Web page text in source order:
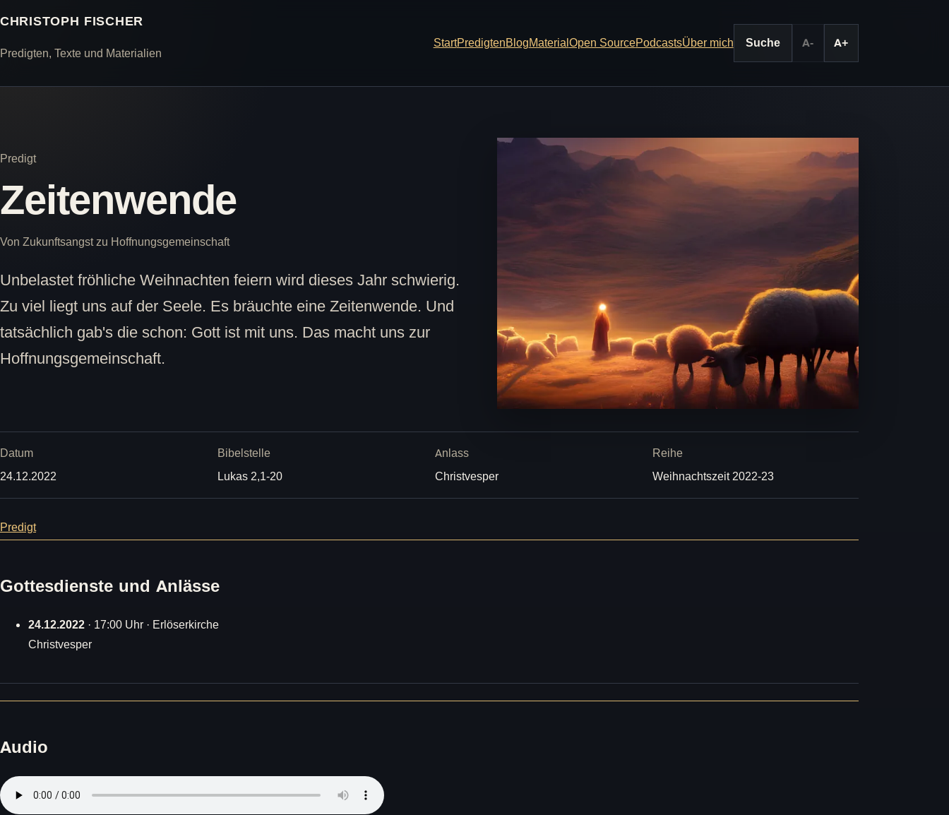
CHRISTOPH FISCHER
Predigten, Texte und Materialien
StartPredigtenBlogMaterialOpen SourcePodcastsÜber mich Suche A- A+
Predigt
Zeitenwende
Von Zukunftsangst zu Hoffnungsgemeinschaft
Unbelastet fröhliche Weihnachten feiern wird dieses Jahr schwierig.
Zu viel liegt uns auf der Seele. Es bräuchte eine Zeitenwende. Und
tatsächlich gab's die schon: Gott ist mit uns. Das macht uns zur
Hoffnungsgemeinschaft.
Datum
24.12.2022
Bibelstelle
Lukas 2,1-20
Anlass
Christvesper
Reihe
Weihnachtszeit 2022-23
Predigt
Gottesdienste und Anlässe
24.12.2022 · 17:00 Uhr · Erlöserkirche
Christvesper
Audio